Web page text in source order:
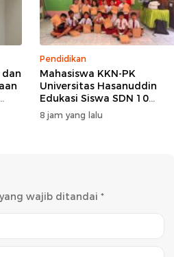
Pendidikan
Mahasiswa KKN-PK
Universitas Hasanuddin
Edukasi Siswa SDN 10
Otting tentang
Pencegahan
8 jam yang lalu
wajib ditandai *